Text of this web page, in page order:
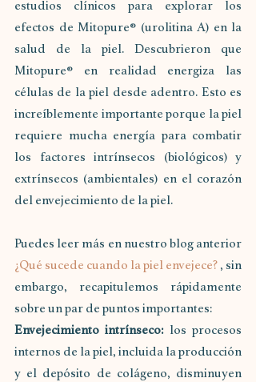
estudios clínicos para explorar los
efectos de Mitopure® (urolitina A) en la
salud de la piel. Descubrieron que
Mitopure® en realidad energiza las
células de la piel desde adentro. Esto es
increíblemente importante porque la piel
requiere mucha energía para combatir
los factores intrínsecos (biológicos) y
extrínsecos (ambientales) en el corazón
del envejecimiento de la piel.
¿Qué sucede cuando la piel envejece? , sin
embargo, recapitulemos rápidamente
sobre un par de puntos importantes:
Envejecimiento intrínseco: los procesos
internos de la piel, incluida la producción
y el depósito de colágeno, disminuyen